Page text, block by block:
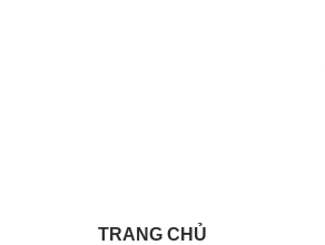
TRANG CHỦ